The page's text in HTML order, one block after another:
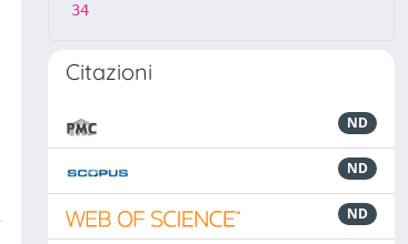
34
Citazioni
ND
ND
ND